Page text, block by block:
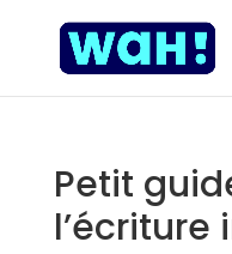
Petit
l’écriture